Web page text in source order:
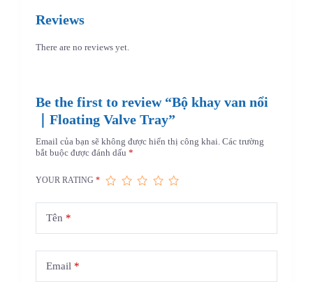
Reviews
There are no reviews yet.
Be the first to review “Bộ khay van nổi
｜Floating Valve Tray”
Email của bạn sẽ không được hiển thị công khai. Các trường
bắt buộc được đánh dấu*
YOUR RATING*
Tên *
Email *